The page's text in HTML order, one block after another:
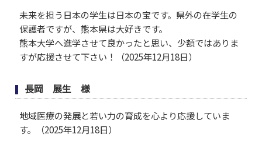
未来を担う日本の学生は日本の宝です。県外の在学生の
保護者ですが、熊本県は大好きです。
熊本大学へ進学させて良かったと思い、少額ではありま
すが応援させて下さい！（2025年12月18日）
長岡 展生 様
地域医療の発展と若い力の育成を心より応援していま
す。（2025年12月18日）